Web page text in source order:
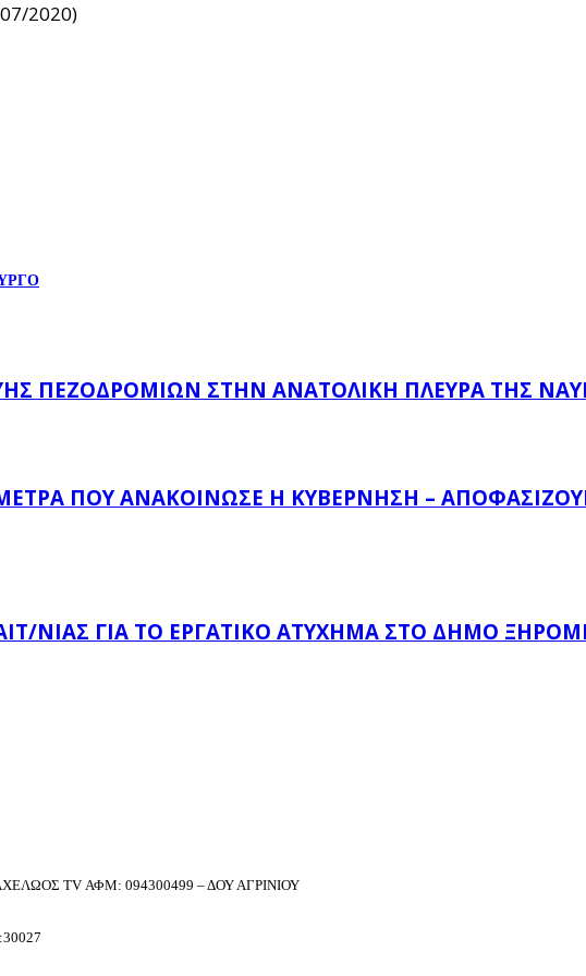
2020)
ΠΕΖΟΔΡΟΜΊΩΝ ΣΤΗΝ ΑΝΑΤΟΛΙΚΉ ΠΛΕΥΡΆ ΤΗΣ
ΠΟΥ ΑΝΑΚΟΊΝΩΣΕ Η ΚΥΒΈΡΝΗΣΗ –
ΝΊΑΣ ΓΙΑ ΤΟ ΕΡΓΑΤΙΚΌ ΑΤΎΧΗΜΑ ΣΤΟ ΔΉΜΟ
TV ΑΦΜ: 094300499 – ΔΟΥ ΑΓΡΙΝΙΟΥ